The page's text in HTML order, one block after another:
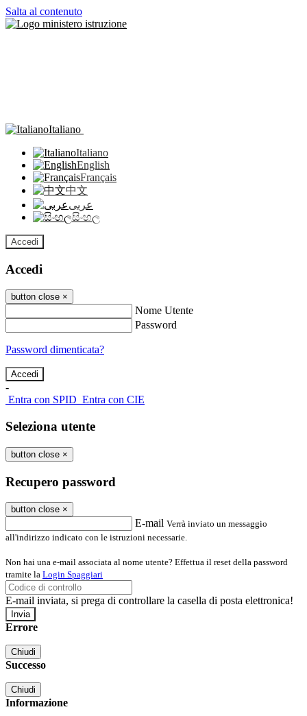
Salta al contenuto
Italiano
Italiano
English
Français
中文
عربى
සිංහල
Accedi
Accedi
button close ×
Nome Utente
Password
Password dimenticata?
-
Entra con SPID Entra con CIE
Seleziona utente
button close ×
Recupero password
button close ×
E-mail Verrà inviato un messaggio
all'indirizzo indicato con le istruzioni necessarie.
Non hai una e-mail associata al nome utente? Effettua il reset della password
tramite la Login Spaggiari
E-mail inviata, si prega di controllare la casella di posta elettronica!
Errore
Chiudi
Successo
Chiudi
Informazione